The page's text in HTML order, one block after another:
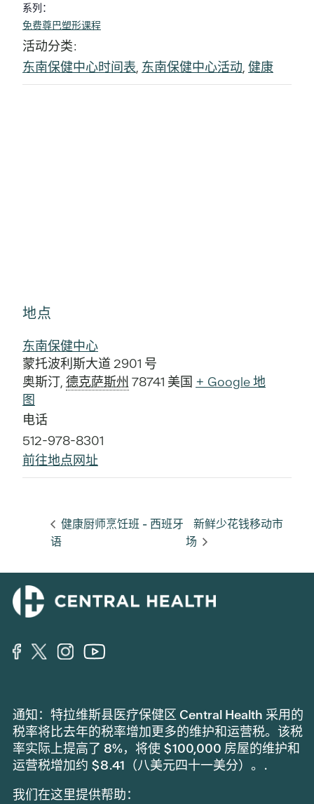
系列：
免费尊巴塑形课程
活动分类:
东南保健中心时间表, 东南保健中心活动, 健康
地点
东南保健中心
蒙托波利斯大道 2901 号
奥斯汀, 德克萨斯州 78741 美国 + Google 地
图
电话
512-978-8301
前往地点网址
健康厨师烹饪班 - 西班牙
语
新鲜少花钱移动市
场
通知：特拉维斯县医疗保健区 Central Health 采用的
税率将比去年的税率增加更多的维护和运营税。该税
率实际上提高了 8%，将使 $100,000 房屋的维护和
运营税增加约 $8.41（八美元四十一美分）。.
我们在这里提供帮助：